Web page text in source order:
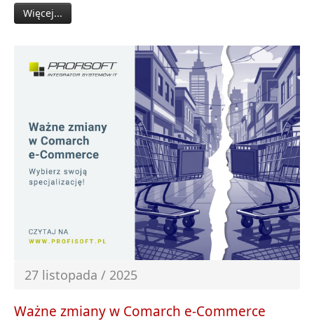
Więcej...
27 listopada / 2025
Ważne zmiany w Comarch e-Commerce